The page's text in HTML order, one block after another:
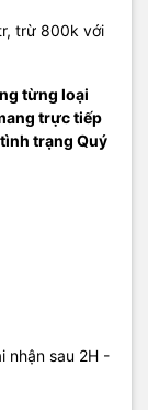
trừ 800k với
từng loại
trực tiếp
trạng Quý
nhận sau 2H -